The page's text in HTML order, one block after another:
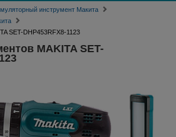
инструмент Макита
SET-DHP453RFX8-1123
MAKITA SET-